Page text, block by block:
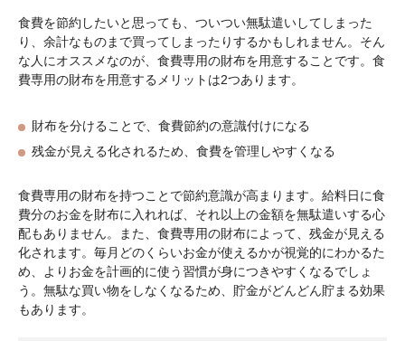
食費を節約したいと思っても、ついつい無駄遣いしてしまった
り、余計なものまで買ってしまったりするかもしれません。そん
な人にオススメなのが、食費専用の財布を用意することです。食
費専用の財布を用意するメリットは2つあります。
財布を分けることで、食費節約の意識付けになる
残金が見える化されるため、食費を管理しやすくなる
食費専用の財布を持つことで節約意識が高まります。給料日に食
費分のお金を財布に入れれば、それ以上の金額を無駄遣いする心
配もありません。また、食費専用の財布によって、残金が見える
化されます。毎月どのくらいお金が使えるかが視覚的にわかるた
め、よりお金を計画的に使う習慣が身につきやすくなるでしょ
う。無駄な買い物をしなくなるため、貯金がどんどん貯まる効果
もあります。